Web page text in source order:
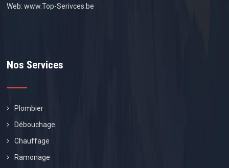
Web:www.Top-Serivces.be
Nos Services
Plombier
Débouchage
Chauffage
Ramonage